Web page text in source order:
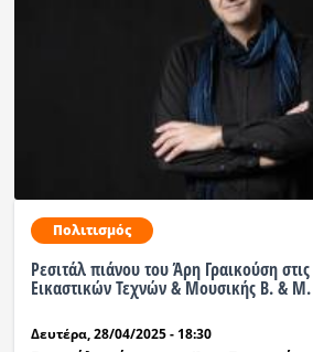
Πολιτισμός
Ρεσιτάλ πιάνου του Άρη Γραικούση
Εικαστικών Τεχνών & Μουσικής Β. &
Δευτέρα, 28/04/2025 - 18:30